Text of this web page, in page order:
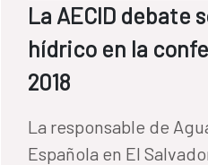
La AECID debate
hídrico en la
2018
La responsable de
Española en El